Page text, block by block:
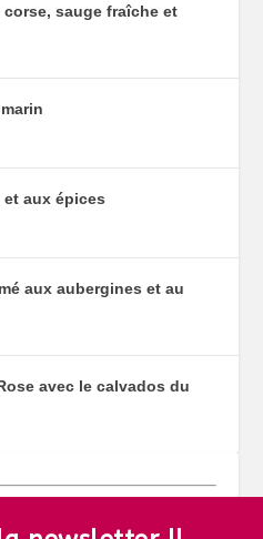
sauge fraîche et
aux épices
aux aubergines et au
avec le calvados du